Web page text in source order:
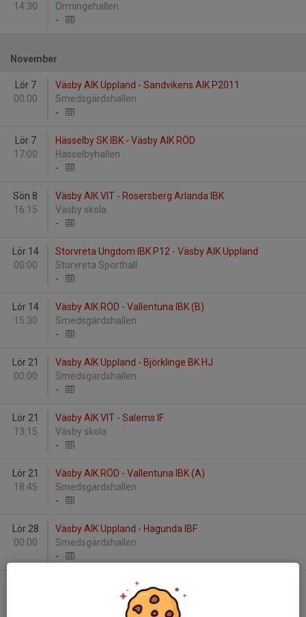
14:30
Ormingehallen
-
November
Lör 7
00:00
Väsby AIK Uppland - Sandvikens AIK P2011
Smedsgärdshallen
-
Lör 7
17:00
Hässelby SK IBK - Väsby AIK RÖD
Hässelbyhallen
-
Sön 8
16:15
Väsby AIK VIT - Rosersberg Arlanda IBK
Väsby skola
-
Lör 14
00:00
Storvreta Ungdom IBK P12 - Väsby AIK Uppland
Storvreta Sporthall
-
Lör 14
15:30
Väsby AIK RÖD - Vallentuna IBK (B)
Smedsgärdshallen
-
Lör 21
00:00
Väsby AIK Uppland - Björklinge BK HJ
Smedsgärdshallen
-
Lör 21
13:15
Väsby AIK VIT - Salems IF
Väsby skola
-
Lör 21
18:45
Väsby AIK RÖD - Vallentuna IBK (A)
Smedsgärdshallen
-
Lör 28
00:00
Väsby AIK Uppland - Hagunda IBF
Smedsgärdshallen
-
Täby FC - Väsby AIK RÖD
Hägerneholmshallen